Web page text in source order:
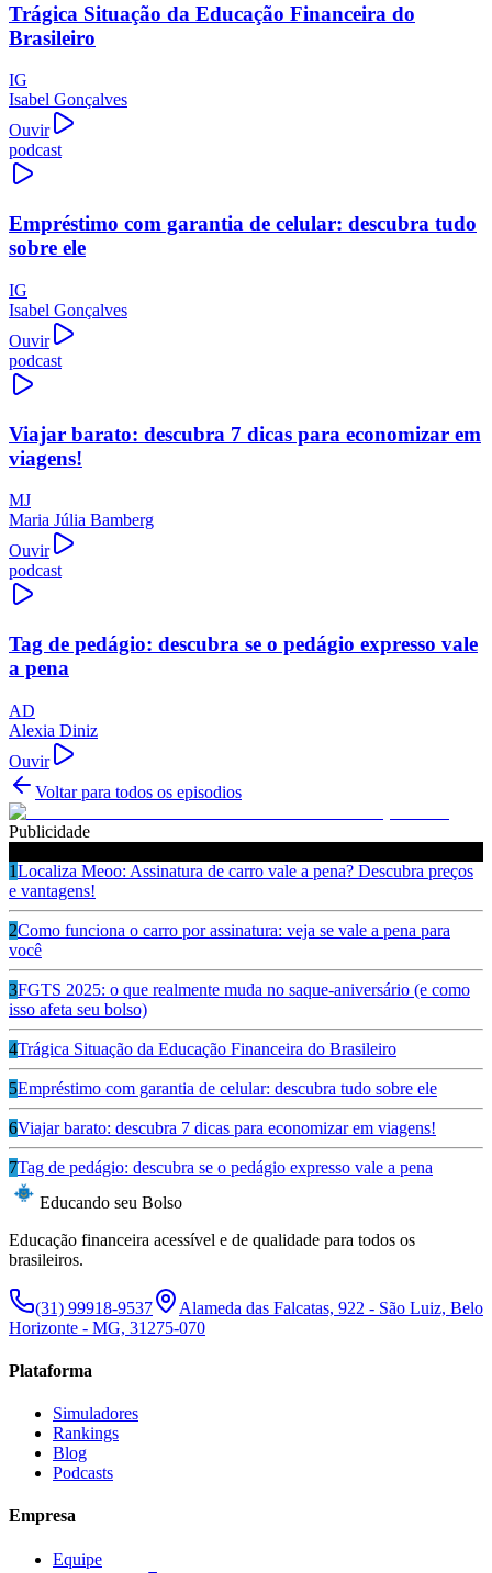
Trágica Situação da Educação Financeira do
Brasileiro
IG
Isabel Gonçalves
Ouvir
podcast
Empréstimo com garantia de celular: descubra tudo
sobre ele
IG
Isabel Gonçalves
Ouvir
podcast
Viajar barato: descubra 7 dicas para economizar em
viagens!
MJ
Maria Júlia Bamberg
Ouvir
podcast
Tag de pedágio: descubra se o pedágio expresso vale
a pena
AD
Alexia Diniz
Ouvir
Voltar para todos os episodios
Publicidade
1Localiza Meoo: Assinatura de carro vale a pena? Descubra preços
e vantagens!
2Como funciona o carro por assinatura: veja se vale a pena para
você
3FGTS 2025: o que realmente muda no saque-aniversário (e como
isso afeta seu bolso)
4Trágica Situação da Educação Financeira do Brasileiro
5Empréstimo com garantia de celular: descubra tudo sobre ele
6Viajar barato: descubra 7 dicas para economizar em viagens!
7Tag de pedágio: descubra se o pedágio expresso vale a pena
Educando seu Bolso
Educação financeira acessível e de qualidade para todos os
brasileiros.
(31) 99918-9537
Alameda das Falcatas, 922 - São Luiz, Belo
Horizonte - MG, 31275-070
Plataforma
Simuladores
Rankings
Blog
Podcasts
Empresa
Equipe